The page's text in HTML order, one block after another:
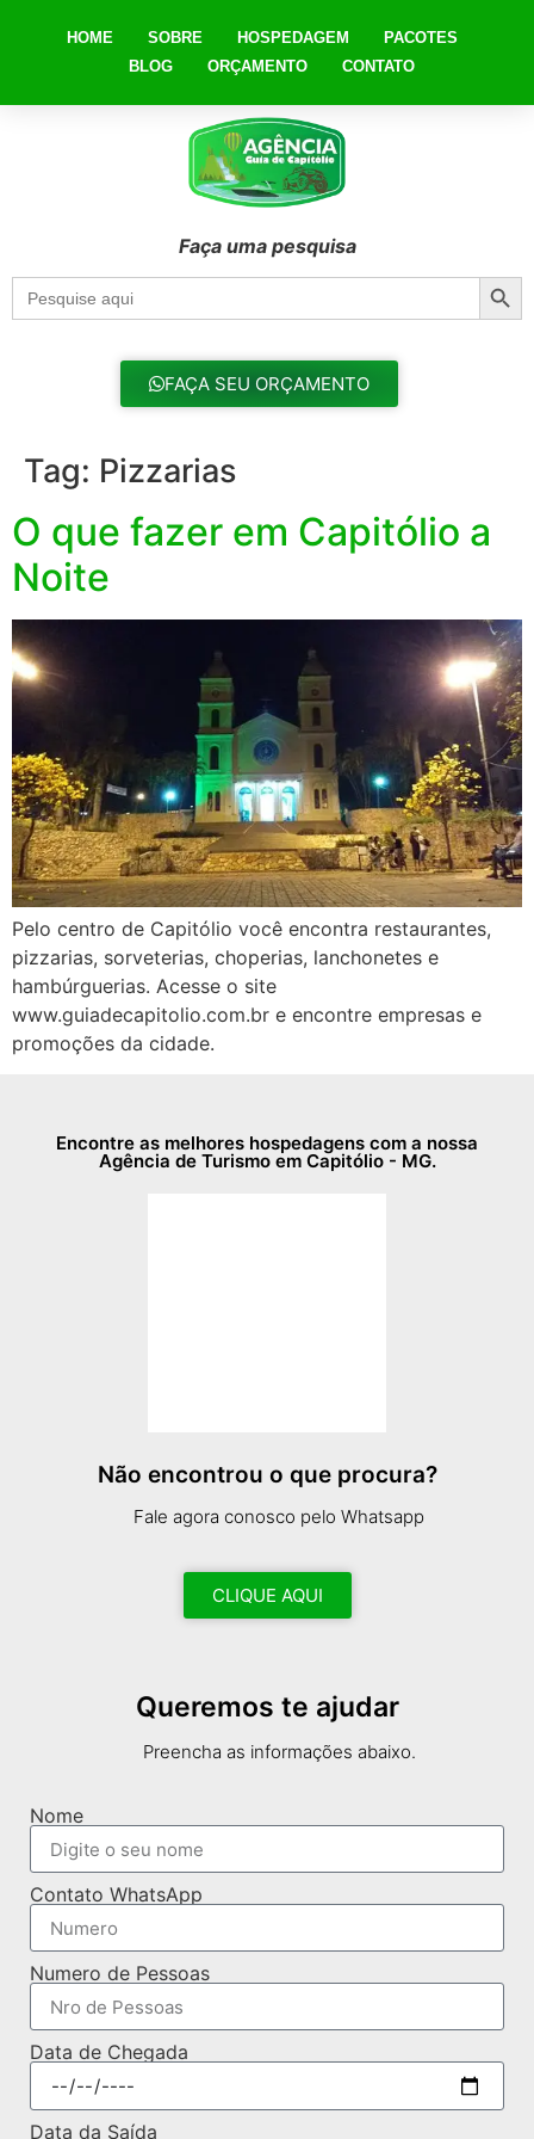
HOME SOBRE HOSPEDAGEM
PACOTES
BLOG
ORÇAMENTO CONTATO
Faça uma pesquisa
Search
for:
FAÇA SEU ORÇAMENTO
Tag: Pizzarias
O que fazer em Capitólio a
Noite
Pelo centro de Capitólio você encontra restaurantes,
pizzarias, sorveterias, choperias, lanchonetes e
hambúrguerias. Acesse o site
www.guiadecapitolio.com.br e encontre empresas e
promoções da cidade.
Encontre as melhores hospedagens com a nossa
Agência de Turismo em Capitólio - MG.
Não encontrou o que procura?
Fale agora conosco pelo Whatsapp
CLIQUE AQUI
Queremos te ajudar
Preencha as informações abaixo.
Nome
Contato WhatsApp
Numero de Pessoas
Data de Chegada
Data da Saída